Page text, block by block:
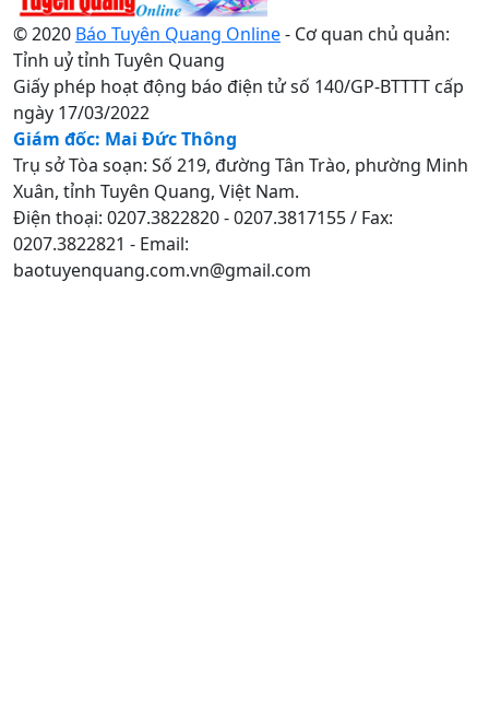
© 2020 Báo Tuyên Quang Online- Cơ quan chủ quản:
Tỉnh uỷ tỉnh Tuyên Quang
Giấy phép hoạt động báo điện tử số 140/GP-BTTTT cấp
ngày 17/03/2022
Giám đốc: Mai Đức Thông
Trụ sở Tòa soạn: Số 219, đường Tân Trào, phường Minh
Xuân, tỉnh Tuyên Quang, Việt Nam.
Điện thoại: 0207.3822820 - 0207.3817155 / Fax:
0207.3822821 - Email:
baotuyenquang.com.vn@gmail.com